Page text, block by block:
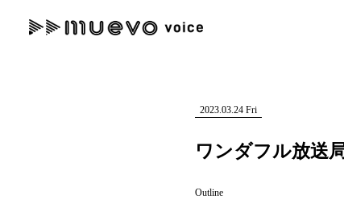
"読者の声を形にする”音楽特化メディア
2023.03.24 Fri
ワンダフル放送
Outline